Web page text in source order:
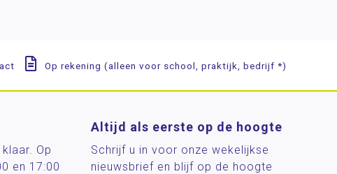
Op rekening (alleen voor school, praktijk, bedrijf *)
Op
en 17:00
Altijd als eerste op de hoogte
Schrijf u in voor onze wekelijkse
nieuwsbrief en blijf op de hoogte